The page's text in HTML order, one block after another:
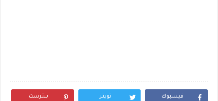
فيسبوك تويتر بنترست